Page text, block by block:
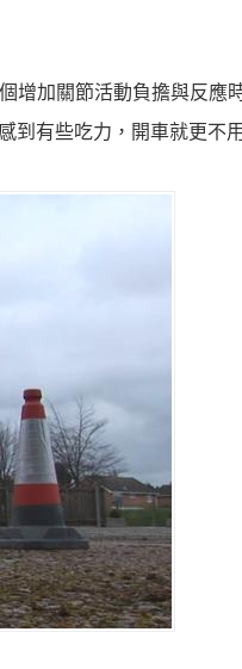
增加關節活動負擔與反應
到有些吃力，開車就更不